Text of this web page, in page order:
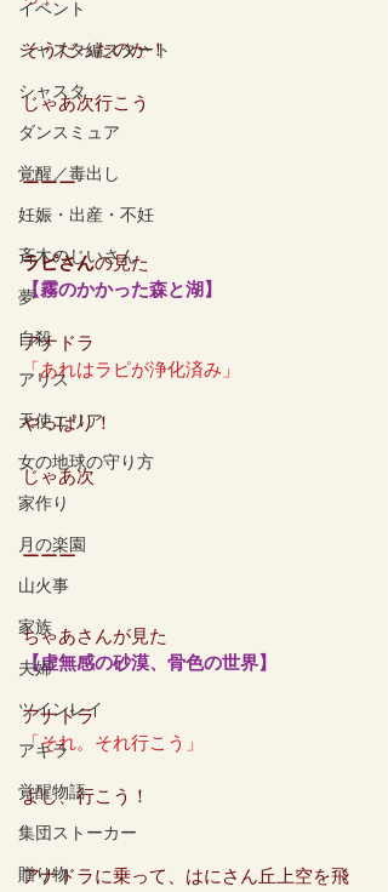
イベント
シャスタ編スタート
シャスタ
ダンスミュア
覚醒／毒出し
妊娠・出産・不妊
斉木のじいさん
夢
自殺
アリス
天使エリア
女の地球の守り方
家作り
月の楽園
山火事
家族
夫婦
ツインレイ
アキラ
覚醒物語
集団ストーカー
贈り物
そうだったのか！
じゃあ次行こう
ーーー
ラピさんの見た
【霧のかかった森と湖】
アナドラ
「あれはラピが浄化済み」
やっぱり！
じゃあ次
ーーー
ちゃあさんが見た
【虚無感の砂漠、骨色の世界】
アナドラ
「それ。それ行こう」
よし、行こう！
アナドラに乗って、はにさん丘上空を飛